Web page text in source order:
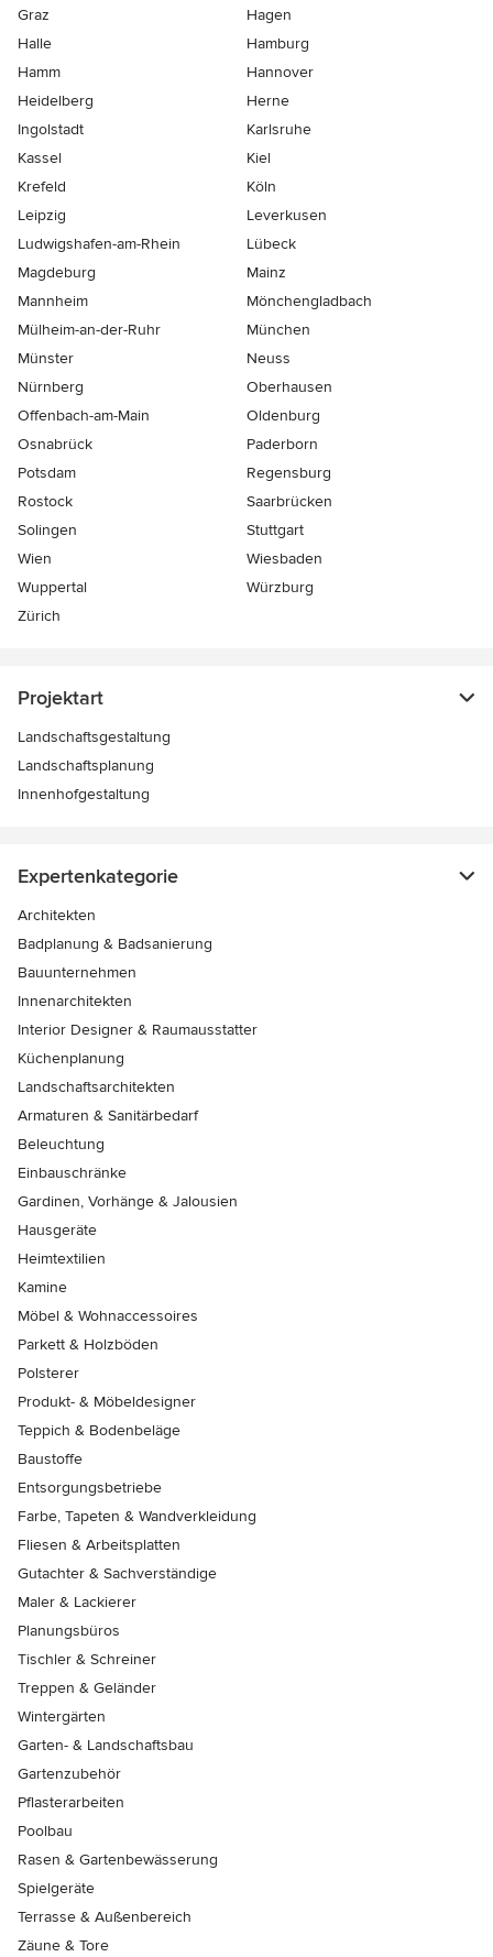
Graz
Hagen
Halle
Hamburg
Hamm
Hannover
Heidelberg
Herne
Ingolstadt
Karlsruhe
Kassel
Kiel
Krefeld
Köln
Leipzig
Leverkusen
Ludwigshafen-am-Rhein
Lübeck
Magdeburg
Mainz
Mannheim
Mönchen­gladbach
Mülheim-an-der-Ruhr
München
Münster
Neuss
Nürnberg
Oberhausen
Offenbach-am-Main
Oldenburg
Osnabrück
Paderborn
Potsdam
Regensburg
Rostock
Saarbrücken
Solingen
Stuttgart
Wien
Wiesbaden
Wuppertal
Würzburg
Zürich
Projektart
Landschaftsgestaltung
Landschaftsplanung
Innenhofgestaltung
Expertenkategorie
Architekten
Badplanung & Badsanierung
Bauunternehmen
Innenarchitekten
Interior Designer & Raumausstatter
Küchenplanung
Landschaftsarchitekten
Armaturen & Sanitärbedarf
Beleuchtung
Einbauschränke
Gardinen, Vorhänge & Jalousien
Hausgeräte
Heimtextilien
Kamine
Möbel & Wohnaccessoires
Parkett & Holzböden
Polsterer
Produkt- & Möbeldesigner
Teppich & Bodenbeläge
Baustoffe
Entsorgungsbetriebe
Farbe, Tapeten & Wandverkleidung
Fliesen & Arbeitsplatten
Gutachter & Sachverständige
Maler & Lackierer
Planungsbüros
Tischler & Schreiner
Treppen & Geländer
Wintergärten
Garten- & Landschaftsbau
Gartenzubehör
Pflasterarbeiten
Poolbau
Rasen & Gartenbewässerung
Spielgeräte
Terrasse & Außenbereich
Zäune & Tore